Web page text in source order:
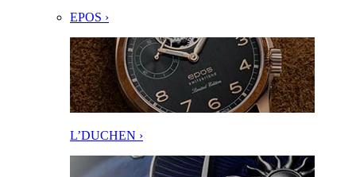
EPOS ›
L’DUCHEN ›